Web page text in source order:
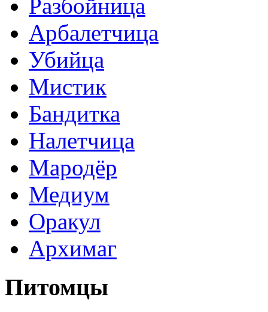
Разбойница
Арбалетчица
Убийца
Мистик
Бандитка
Налетчица
Мародёр
Медиум
Оракул
Архимаг
Питомцы